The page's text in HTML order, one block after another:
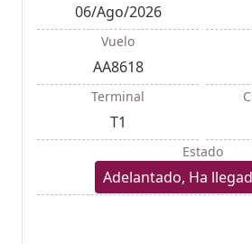
06/Ago/2026
Vuelo
AA8618
Terminal
T1
Estado
Adelantado, Ha